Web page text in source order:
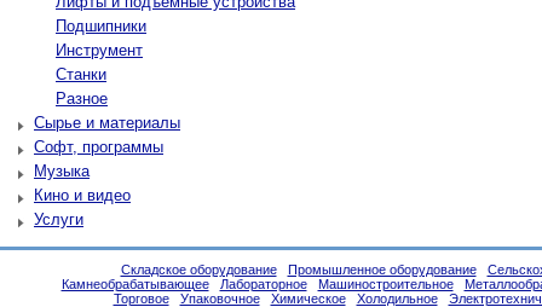
Подшипники
Инструмент
Станки
Разное
Сырье и материалы
Софт, программы
Музыка
Кино и видео
Услуги
Складское оборудование Промышленное оборудование
Камнеобрабатывающее
Лабораторное Машиностроительное
Торговое
Упаковочное Химическое Холодильное